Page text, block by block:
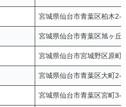
宮城県仙台市青葉区柏木
宮城県仙台市青葉区旭ヶ
宮城県仙台市宮城野区原
宮城県仙台市青葉区大町
宮城県仙台市青葉区宮町